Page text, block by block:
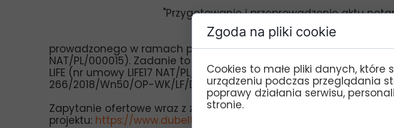
"Przygotowanie i przeprowadzenie aktu
prowadzonego w ramach projektu „Implementacja Krajowego
NAT/PL/000015). Zadanie to jest częścią w/w Projektu
LIFE (nr umowy LIFE17 NAT/PL/000015) oraz przez Narodowy
266/2018/Wn50/OP-WK/LF/D).
Zapytanie ofertowe wraz z załącznikami znajduje się na stronie
projektu: https://www.dubelt.org.pl/zamowienia.html
Zgoda na pliki cookie
Cookies to małe pliki danych,
urządzeniu podczas przeglądania
poprawy działania serwisu,
stronie.